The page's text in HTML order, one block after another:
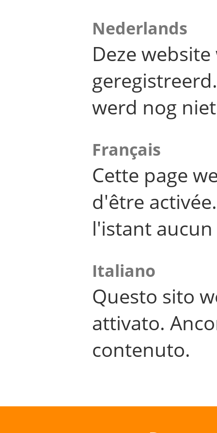
Nederlands
Deze
werd nog
Français
Cette page
d'être
l'istant
Italiano
Questo sito
attivato.
contenuto.